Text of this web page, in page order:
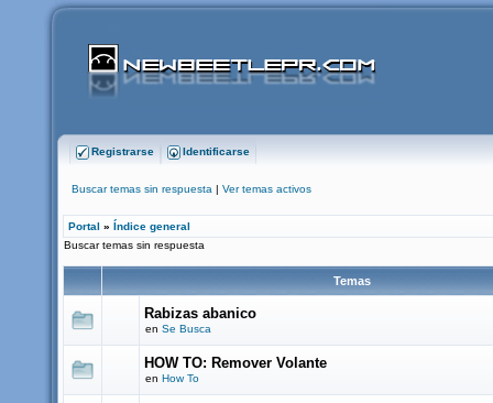
Registrarse Identificarse
Buscar temas sin respuesta | Ver temas activos
Portal » Índice general
Buscar temas sin respuesta
Temas
Rabizas abanico
en Se Busca
HOW TO: Remover Volante
en How To